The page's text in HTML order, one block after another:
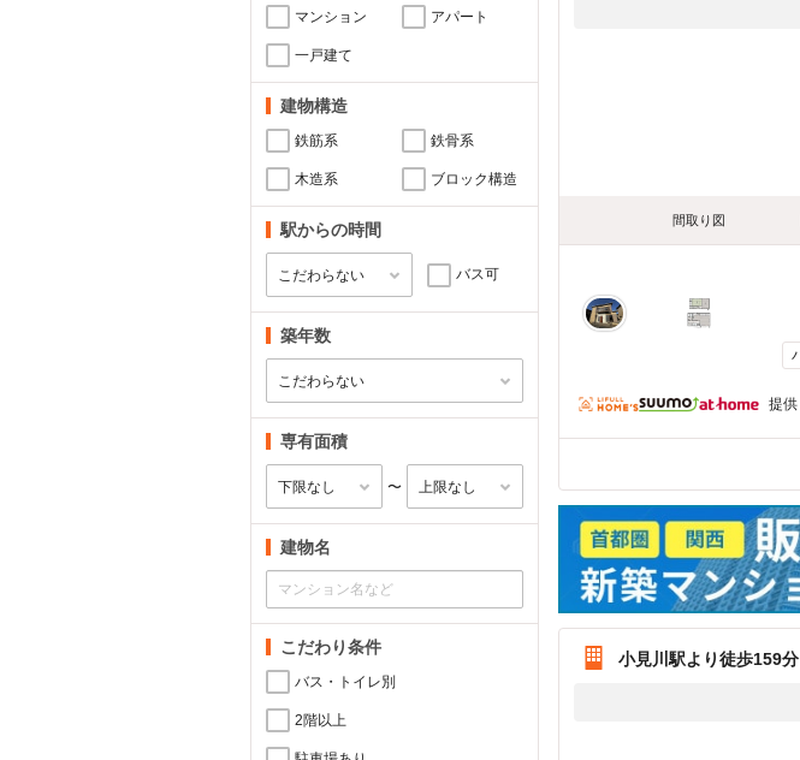
マンション アパート
一戸建て
建物構造
鉄筋系 鉄骨系
木造系 ブロック構造
駅からの時間
バス可
築年数
専有面積
〜
建物名
こだわり条件
バス・トイレ別
2階以上
間取り図
提供
小見川駅より徒歩159